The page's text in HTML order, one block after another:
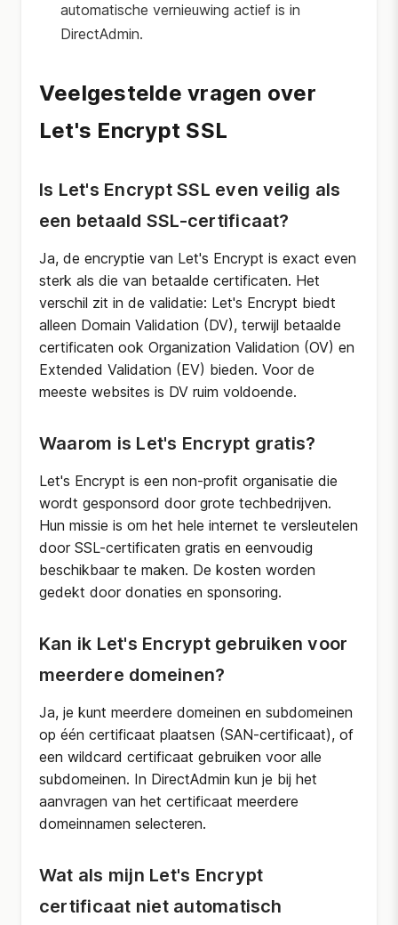
automatische vernieuwing actief is in
DirectAdmin.
Veelgestelde vragen over
Let's Encrypt SSL
Is Let's Encrypt SSL even veilig als
een betaald SSL-certificaat?
Ja, de encryptie van Let's Encrypt is exact even
sterk als die van betaalde certificaten. Het
verschil zit in de validatie: Let's Encrypt biedt
alleen Domain Validation (DV), terwijl betaalde
certificaten ook Organization Validation (OV) en
Extended Validation (EV) bieden. Voor de
meeste websites is DV ruim voldoende.
Waarom is Let's Encrypt gratis?
Let's Encrypt is een non-profit organisatie die
wordt gesponsord door grote techbedrijven.
Hun missie is om het hele internet te versleutelen
door SSL-certificaten gratis en eenvoudig
beschikbaar te maken. De kosten worden
gedekt door donaties en sponsoring.
Kan ik Let's Encrypt gebruiken voor
meerdere domeinen?
Ja, je kunt meerdere domeinen en subdomeinen
op één certificaat plaatsen (SAN-certificaat), of
een wildcard certificaat gebruiken voor alle
subdomeinen. In DirectAdmin kun je bij het
aanvragen van het certificaat meerdere
domeinnamen selecteren.
Wat als mijn Let's Encrypt
certificaat niet automatisch